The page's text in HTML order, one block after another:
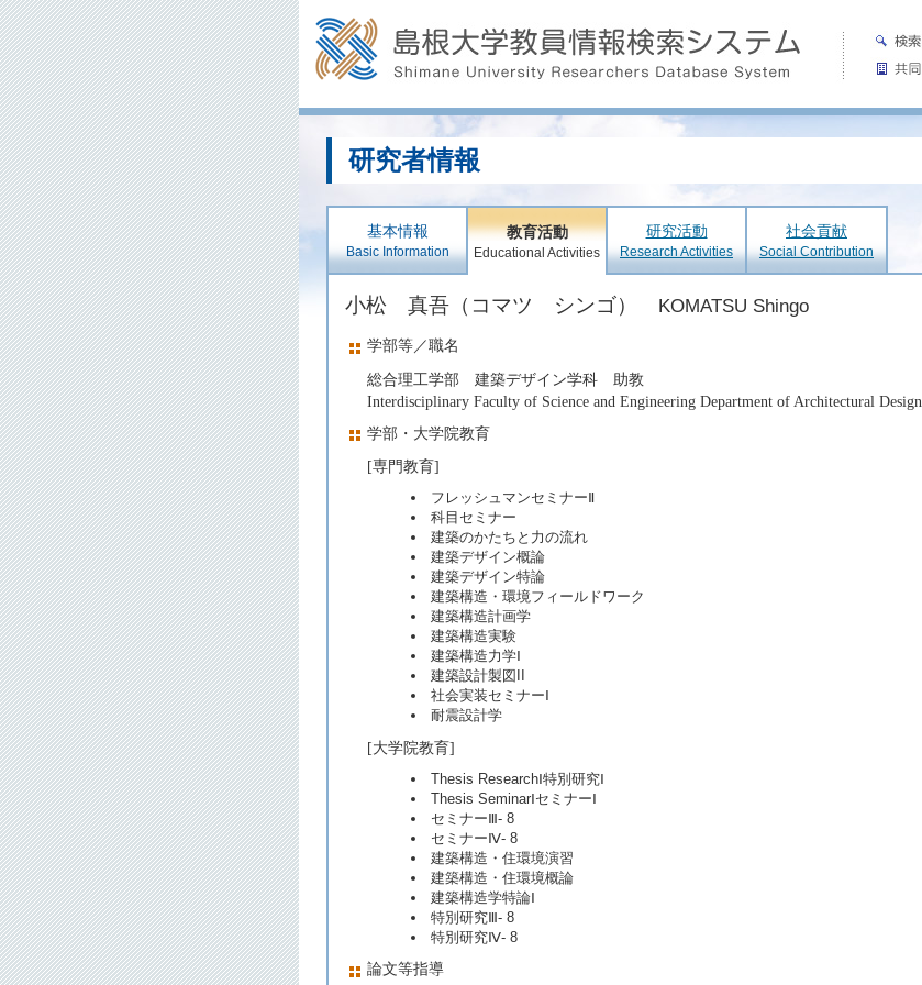
研究者情報
基本情報
Basic Information
教育活動
Educational Activities
研究活動
Research Activities
社会貢献
Social Contribution
小松 真吾（コマツ シンゴ） KOMATSU Shingo
学部等／職名
総合理工学部 建築デザイン学科 助教
Interdisciplinary Faculty of Science and Engineering Department of Architectural Design
学部・大学院教育
[専門教育]
フレッシュマンセミナーⅡ
科目セミナー
建築のかたちと力の流れ
建築デザイン概論
建築デザイン特論
建築構造・環境フィールドワーク
建築構造計画学
建築構造実験
建築構造力学Ⅰ
建築設計製図II
社会実装セミナーⅠ
耐震設計学
[大学院教育]
Thesis ResearchⅠ特別研究Ⅰ
Thesis SeminarⅠセミナーⅠ
セミナーⅢ- 8
セミナーⅣ- 8
建築構造・住環境演習
建築構造・住環境概論
建築構造学特論Ⅰ
特別研究Ⅲ- 8
特別研究Ⅳ- 8
論文等指導